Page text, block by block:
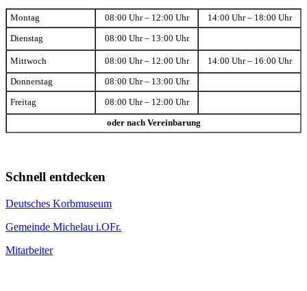
Montag 08:00 Uhr – 12:00 Uhr 14:00 Uhr – 18:00 Uhr
Dienstag 08:00 Uhr – 13:00 Uhr
Mittwoch 08:00 Uhr – 12:00 Uhr 14:00 Uhr – 16:00 Uhr
Donnerstag 08:00 Uhr – 13:00 Uhr
Freitag 08:00 Uhr – 12:00 Uhr
oder nach Vereinbarung
Schnell entdecken
Deutsches Korbmuseum
Gemeinde Michelau i.OFr.
Mitarbeiter